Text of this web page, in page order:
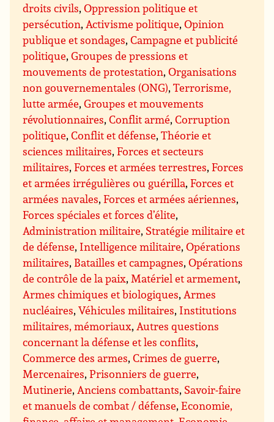
droits civils,Oppression politique et
persécution,Activisme politique,Opinion
publique et sondages,Campagne et publicité
politique,Groupes de pressions et
mouvements de protestation,Organisations
non gouvernementales (ONG),Terrorisme,
lutte armée,Groupes et mouvements
révolutionnaires,Conflit armé,Corruption
politique,Conflit et défense,Théorie et
sciences militaires,Forces et secteurs
militaires,Forces et armées terrestres,Forces
et armées irrégulières ou guérilla,Forces et
armées navales,Forces et armées aériennes,
Forces spéciales et forces d’élite,
Administration militaire, Stratégie militaire et
de défense, Intelligence militaire,Opérations
militaires, Batailles et campagnes,Opérations
de contrôle de la paix,Matériel et armement,
Armes chimiques et biologiques,Armes
nucléaires,Véhicules militaires, Institutions
militaires, mémoriaux,Autres questions
concernant la défense et les conflits,
Commerce des armes,Crimes de guerre,
Mercenaires,Prisonniers de guerre,
Mutinerie,Anciens combattants, Savoir-faire
et manuels de combat / défense,Economie,